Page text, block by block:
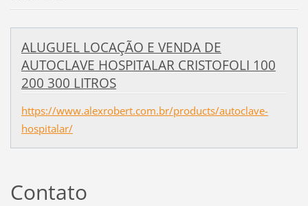
ALUGUEL LOCAÇÃO E VENDA DE
AUTOCLAVE HOSPITALAR CRISTOFOLI 100
200 300 LITROS
https://www.alexrobert.com.br/products/autoclave-
hospitalar/
Contato